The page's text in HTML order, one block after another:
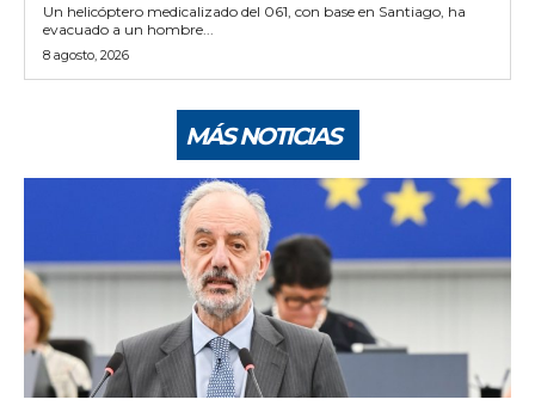
Un helicóptero medicalizado del 061, con base en Santiago, ha
evacuado a un hombre...
8 agosto, 2026
MÁS NOTICIAS